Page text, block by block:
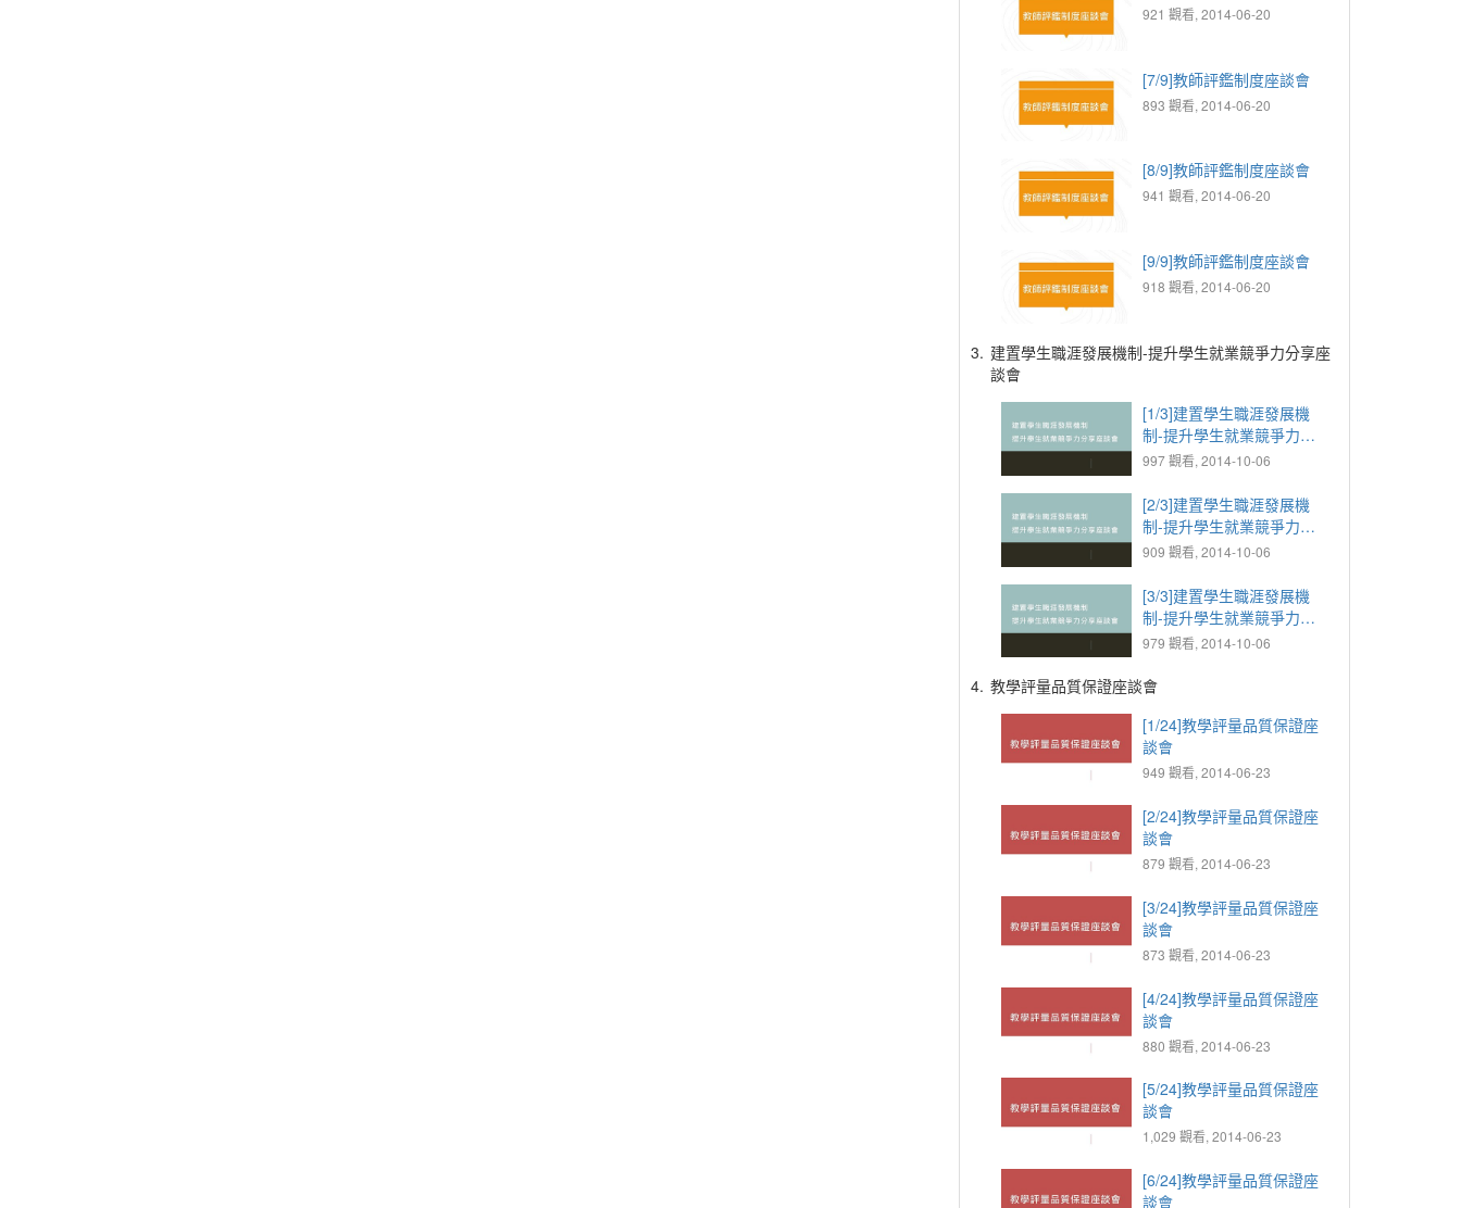
921 觀看, 2014-06-20
[7/9]教師評鑑制度座談會
893 觀看, 2014-06-20
[8/9]教師評鑑制度座談會
941 觀看, 2014-06-20
[9/9]教師評鑑制度座談會
918 觀看, 2014-06-20
3. 建置學生職涯發展機制-提升學生就業競爭力分享座
談會
[1/3]建置學生職涯發展機
制-提升學生就業競爭力分
享座談會
997 觀看, 2014-10-06
[2/3]建置學生職涯發展機
制-提升學生就業競爭力分
享座談會
909 觀看, 2014-10-06
[3/3]建置學生職涯發展機
制-提升學生就業競爭力分
享座談會
979 觀看, 2014-10-06
4. 教學評量品質保證座談會
[1/24]教學評量品質保證座
談會
949 觀看, 2014-06-23
[2/24]教學評量品質保證座
談會
879 觀看, 2014-06-23
[3/24]教學評量品質保證座
談會
873 觀看, 2014-06-23
[4/24]教學評量品質保證座
談會
880 觀看, 2014-06-23
[5/24]教學評量品質保證座
談會
1,029 觀看, 2014-06-23
[6/24]教學評量品質保證座
談會